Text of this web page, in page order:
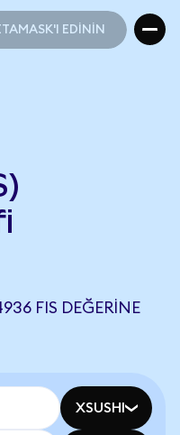
EDİNİN
FIS DEĞERINE
XSUSHI